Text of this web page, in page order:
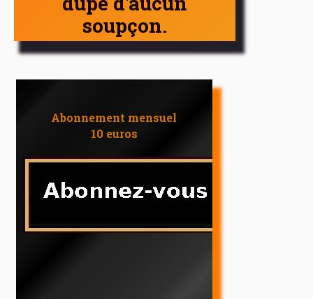
soupçon.
Abonnement mensuel
10 euros